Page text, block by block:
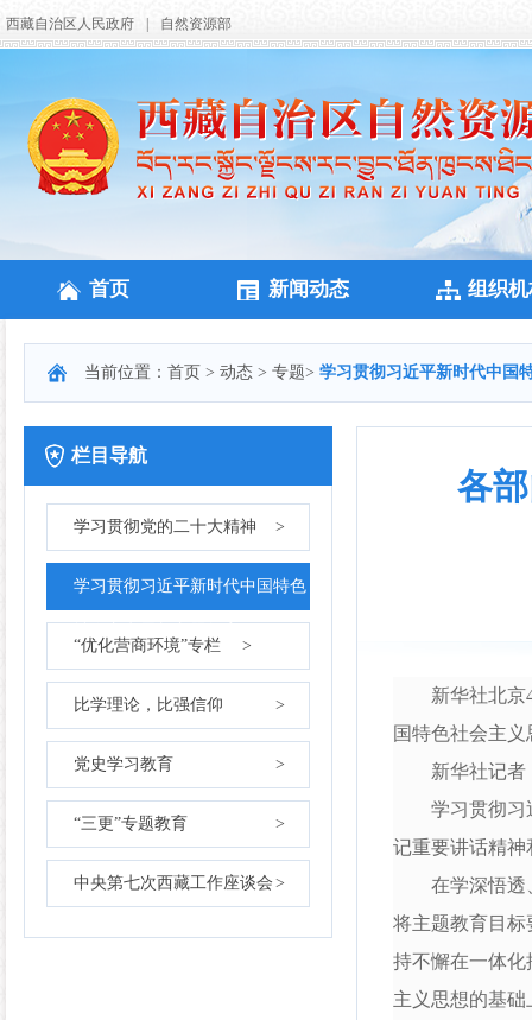
西藏自治区人民政府 自然资源部
首页 新闻动态 组织
当前位置： 首页 > 动态 > 专题> 学习贯彻习近平新时代中国
栏目导航
学习贯彻党的二十大精神 >
学习贯彻习近平新时代中国特色
“优化营商环境”专栏
>
比学理论，比强信仰 >
党史学习教育 >
“三更”专题教育 >
中央第七次西藏工作座谈会 >
各
新华社北京4
国特色社会主
新华社记者
学习贯彻习近
记重要讲话精
在学深悟透、
将主题教育目
持不懈在一体
主义思想的基